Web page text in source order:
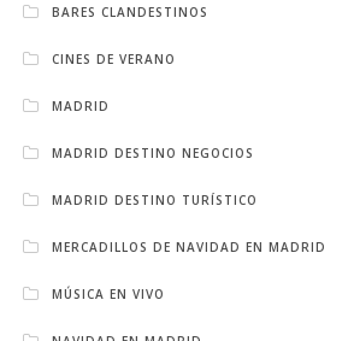
BARES CLANDESTINOS
CINES DE VERANO
MADRID
MADRID DESTINO NEGOCIOS
MADRID DESTINO TURÍSTICO
MERCADILLOS DE NAVIDAD EN MADRID
MÚSICA EN VIVO